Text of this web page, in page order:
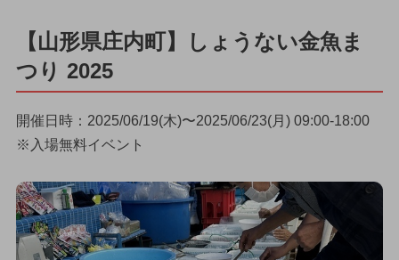
【山形県庄内町】しょうない金魚ま
つり 2025
開催日時：2025/06/19(木)〜2025/06/23(月) 09:00-18:00
※入場無料イベント